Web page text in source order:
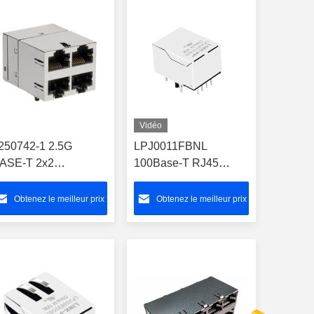
1 2.5G
T 2x2
RJ45
avec LED
Obtenez le meilleur prix
Vidéo
LPJ0011FBNL
100Base-T RJ45
Connecteur avec
magnétique pour la
date d'entrée/sortie
Obtenez le meilleur prix